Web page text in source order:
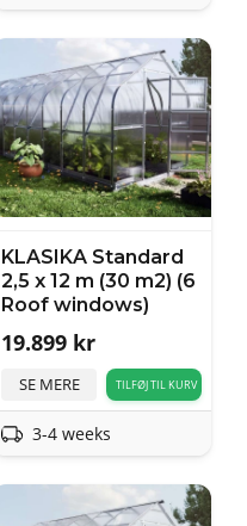
KLASIKA Standard
2,5 x 12 m (30 m2) (6
Roof windows)
19.899 kr
SE MERE TILFØJ TIL KURV
3-4 weeks